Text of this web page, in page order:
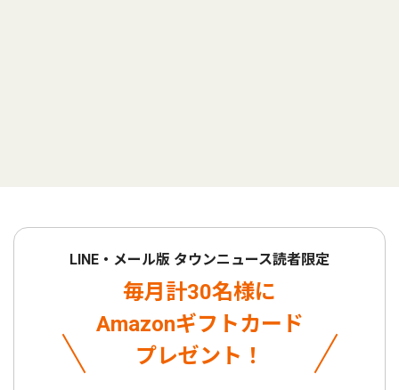
LINE・メール版 タウンニュース読者限定
毎月計30名様に
Amazonギフトカード
プレゼント！